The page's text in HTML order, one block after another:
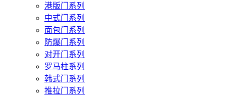
港版门系列
中式门系列
面包门系列
防爆门系列
对开门系列
罗马柱系列
韩式门系列
推拉门系列